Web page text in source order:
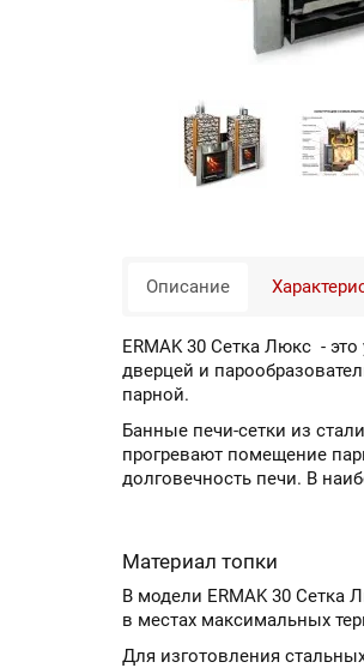
Описание
ERMAK 30 Сетка Люкс -
дверцей и
парной.
Банные печи-сетки из
прогревают помещение
долговечность печи. В
Материал топки
В модели ERMAK 30 Сетка
в местах максимальных
Для изготовления